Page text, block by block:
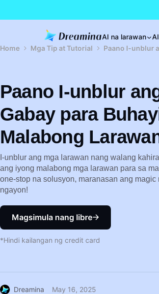
AI na larawan
Home
Mga Tip at Tutorial Paano I-unblur
Paano I-unblur
Gabay para
Malabong
I-unblur ang mga larawan nang walang
ang iyong malabong mga larawan para sa
one-stop na solusyon, maranasan ang
ngayon!
Magsimula nang libre
*Hindi kailangan ng credit card
Dreamina May 16, 2025